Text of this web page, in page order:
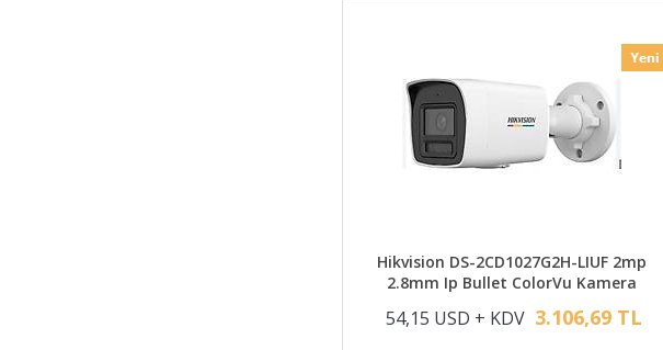
Hikvision DS-2CD1027G2H-LIUF 2mp
2.8mm Ip Bullet ColorVu Kamera
54,15 USD + KDV 3.106,69 TL